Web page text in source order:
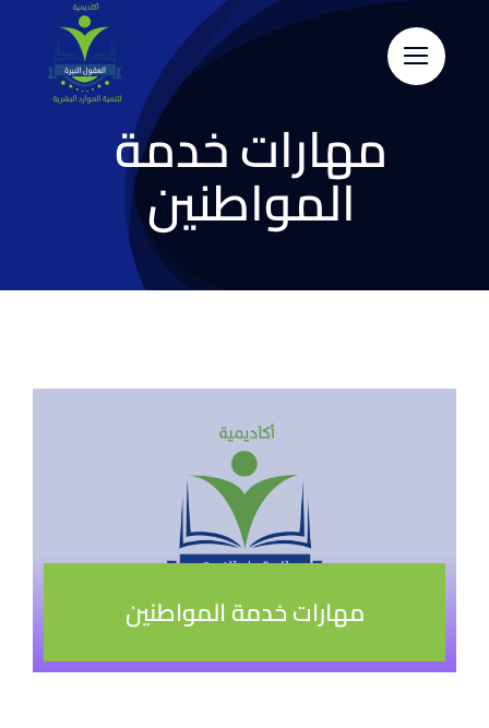
content
مهارات خدمة
المواطنين
مهارات خدمة المواطنين